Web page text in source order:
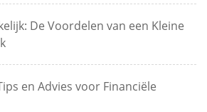
De Voordelen van een Kleine
en Advies voor Financiële